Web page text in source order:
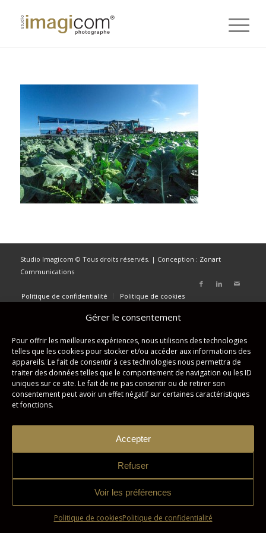
Gérer le consentement
Pour offrir les meilleures expériences, nous utilisons des technologies
telles que les cookies pour stocker et/ou accéder aux informations des
appareils. Le fait de consentir à ces technologies nous permettra de
traiter des données telles que le comportement de navigation ou les ID
uniques sur ce site. Le fait de ne pas consentir ou de retirer son
consentement peut avoir un effet négatif sur certaines caractéristiques
et fonctions.
Accepter
Refuser
Voir les préférences
Politique de cookiesPolitique de confidentialité
Studio Imagicom © Tous droits réservés. | Conception : Zonart
Communications
Politique de confidentialité Politique de cookies